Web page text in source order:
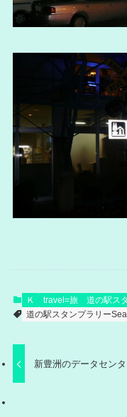
Ｋ travel=旅
道の駅ス
道の駅スタンプラリー
新豊洲のデータセン